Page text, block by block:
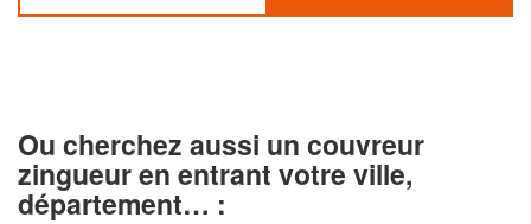
Ou cherchez aussi un couvreur
zingueur en entrant votre ville,
département… :